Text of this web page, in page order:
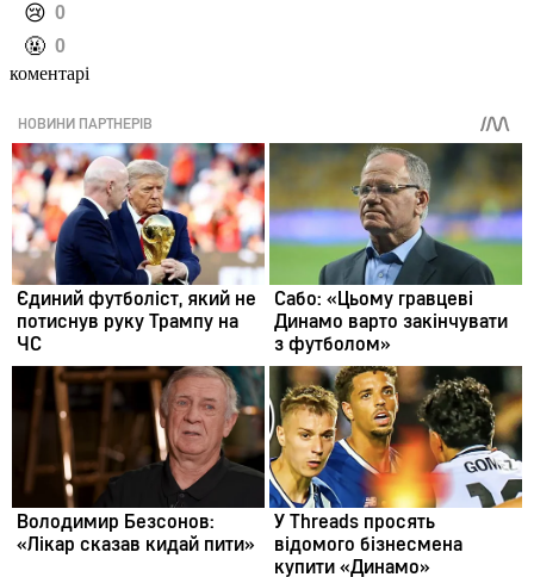
️😢 0
️🤬 0
коментарі